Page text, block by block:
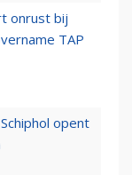
onrust bij
TAP
opent